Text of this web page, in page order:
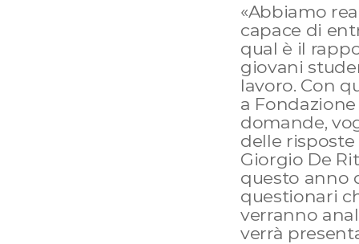
«Abbiamo
capace di
qual è il
giovani
lavoro. Con
a
domande,
delle
Giorgio De
questo anno
questionari
verranno
verrà